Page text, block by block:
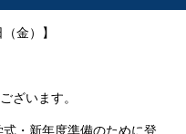
金）】
ざいます。
・新年度準備のために登